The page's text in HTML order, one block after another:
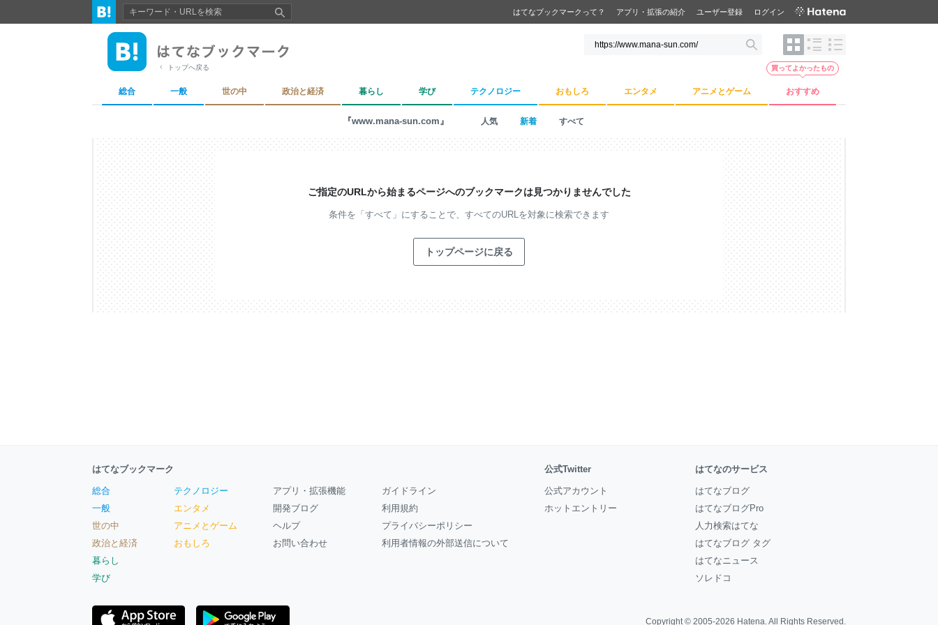
はてなブックマークって？ アプリ・拡張の紹介 ユーザー登録 ログイン
トップへ戻る
総合 一般 世の中 政治と経済 暮らし 学び テクノロジー おもしろ エンタメ アニメとゲーム おすすめ
買ってよかったもの
『www.mana-sun.com』 人気 新着 すべて
ご指定のURLから始まるページへのブックマークは見つかりませんでした
条件を「すべて」にすることで、 すべてのURLを対象に検索できます
トップページに戻る
はてなブックマーク
総合
一般
世の中
政治と経済
暮らし
学び
テクノロジー
エンタメ
アニメとゲーム
おもしろ
アプリ・拡張機能
開発ブログ
ヘルプ
お問い合わせ
ガイドライン
利用規約
プライバシーポリシー
利用者情報の外部送信について
公式Twitter
公式アカウント
ホットエントリー
はてなのサービス
はてなブログ
はてなブログPro
人力検索はてな
はてなブログ タグ
はてなニュース
ソレドコ
Copyright © 2005-2026 Hatena. All Rights Reserved.